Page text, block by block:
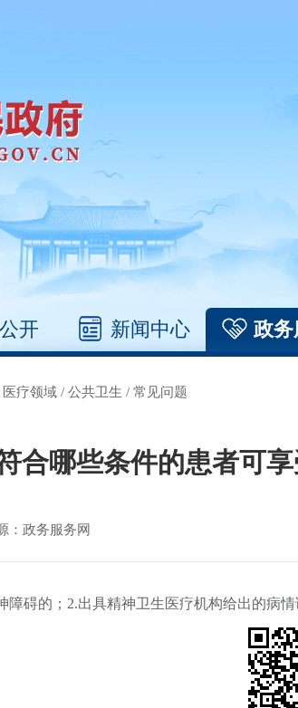
开 新闻中心 政务
医疗领域 / 公共卫生 / 常见问题
合哪些条件的患者可
：政务服务网
碍的；2.出具精神卫生医疗机构给出的病